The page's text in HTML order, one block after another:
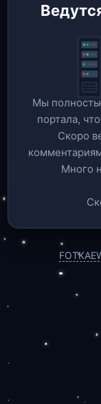
Мы
портала,
Скоро
Много